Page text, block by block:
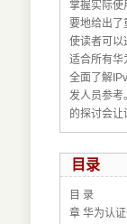
掌握实际使
要地给出了
使读者可以
适合所有华
全面了解
发人员参考
的探讨会让
目录
目 录
章 华为认